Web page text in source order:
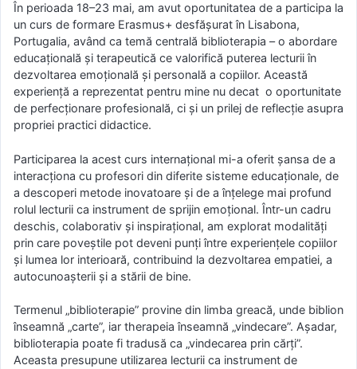
În perioada 18–23 mai, am avut oportunitatea de a participa la
un curs de formare Erasmus+ desfășurat în Lisabona,
Portugalia, având ca temă centrală biblioterapia – o abordare
educațională și terapeutică ce valorifică puterea lecturii în
dezvoltarea emoțională și personală a copiilor. Această
experiență a reprezentat pentru mine nu decat o oportunitate
de perfecționare profesională, ci și un prilej de reflecție asupra
propriei practici didactice.
Participarea la acest curs internațional mi-a oferit șansa de a
interacționa cu profesori din diferite sisteme educaționale, de
a descoperi metode inovatoare și de a înțelege mai profund
rolul lecturii ca instrument de sprijin emoțional. Într-un cadru
deschis, colaborativ și inspirațional, am explorat modalități
prin care poveștile pot deveni punți între experiențele copiilor
și lumea lor interioară, contribuind la dezvoltarea empatiei, a
autocunoașterii și a stării de bine.
Termenul „biblioterapie” provine din limba greacă, unde biblion
înseamnă „carte”, iar therapeia înseamnă „vindecare”. Așadar,
biblioterapia poate fi tradusă ca „vindecarea prin cărți”.
Aceasta presupune utilizarea lecturii ca instrument de